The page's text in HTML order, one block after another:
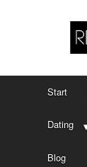
Start
Dating
Blog